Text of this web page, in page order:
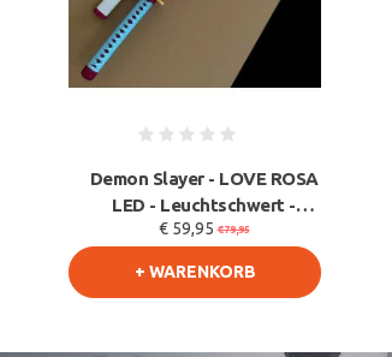
Demon Slayer - LOVE ROSA
LED - Leuchtschwert -
Mitsuri Kanroji Ka
€ 59,95 €79,95
+ WARENKORB